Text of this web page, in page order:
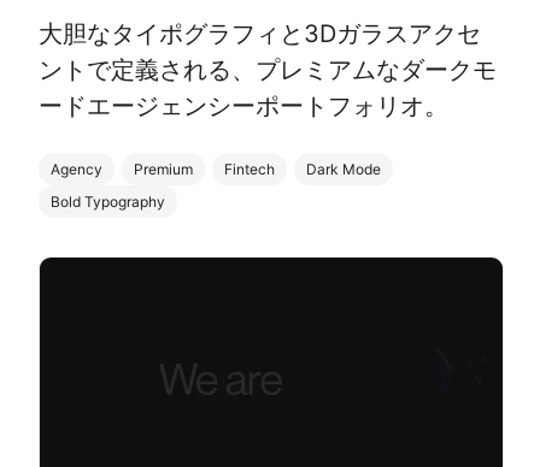
大胆なタイポグラフィと3Dガラスアクセ
ントで定義される、プレミアムなダークモ
ードエージェンシーポートフォリオ。
Agency Premium Fintech
Dark Mode
Bold Typography